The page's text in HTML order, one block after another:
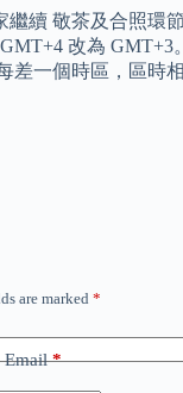
續 敬茶及合照環
改為
一個時區，區時
are marked *
Email*